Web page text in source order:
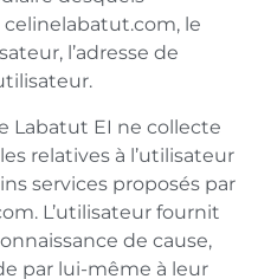
celinelabatut.com, le
l’adresse de
Labatut EI ne collecte
relatives à l’utilisateur
services proposés par
L’utilisateur fournit
de cause,
par lui-même à leur